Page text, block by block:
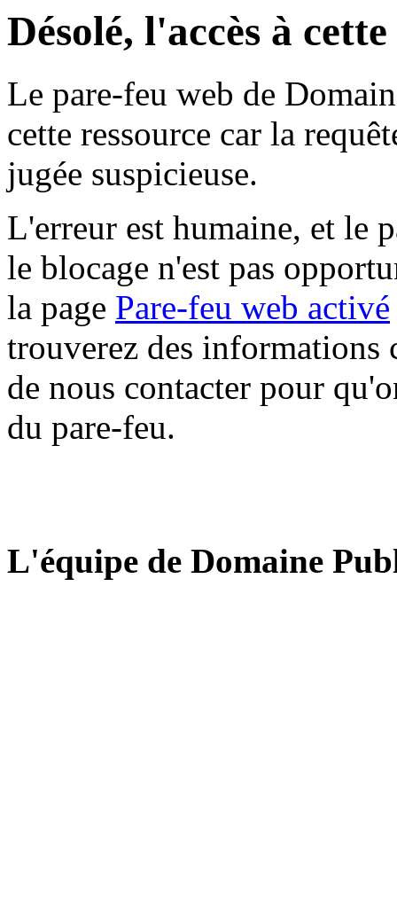
Désolé, l'accès à
Le pare-feu web de
cette ressource car la
jugée suspicieuse.
L'erreur est humaine, et le
le blocage n'est pas
la page Pare-feu web activé
trouverez des informations
de nous contacter pour
du pare-feu.
L'équipe de Domaine